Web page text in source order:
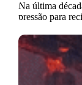
Na última
pressão para
econômicos,…